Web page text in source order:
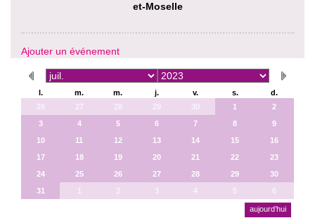
et-Moselle
Ajouter un événement
l. m. m. j. v. s.
d.
26
27 28 29 30 1
2
3
4 5 6 7 8
9
10
11 12 13 14 15
16
17
18 19 20 21 22
23
24
25 26 27 28 29
30
31
1 2 3 4 5 6
aujourd’hui